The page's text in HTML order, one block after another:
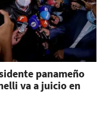
panameño
va a juicio en